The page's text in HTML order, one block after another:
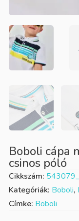
Boboli cápa
csinos póló
Cikkszám:
Kategóriák: Boboli,
Címke: Boboli